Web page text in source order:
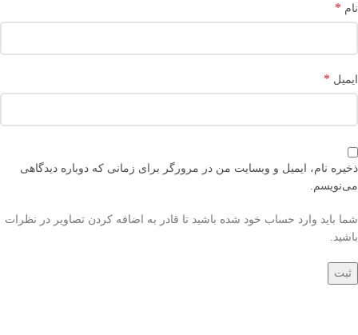
نام *
ایمیل *
ذخیره نام، ایمیل و وبسایت من در مرورگر برای زمانی که دوباره دیدگاهی
می‌نویسم.
شما باید وارد حساب خود شده باشید تا قادر به اضافه کردن تصاویر در نظرات
باشید.